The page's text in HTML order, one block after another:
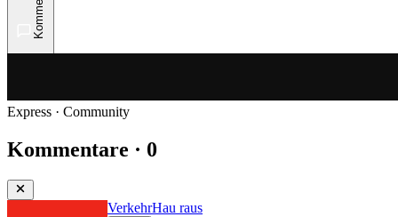
Express · Community
Kommentare · 0
VerkehrHau raus